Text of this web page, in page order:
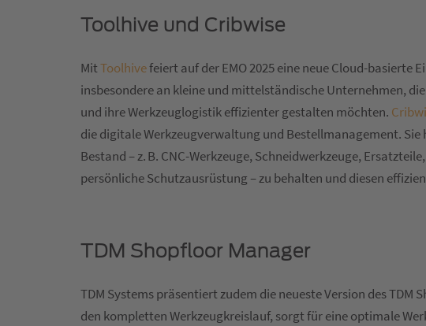
Toolhive und Cribwise
MitToolhivefeiert auf der EMO 2025 eine neue Cloud-basierte
insbesondere an kleine und mittelständische Unternehmen,
und ihre Werkzeuglogistik effizienter gestalten möchten.
die digitale Werkzeugverwaltung und Bestellmanagement.
Bestand – z. B. CNC-Werkzeuge, Schneidwerkzeuge,
persönliche Schutzausrüstung – zu behalten und diesen
TDM Shopfloor Manager
TDM Systems präsentiert zudem die neueste Version des TDM
den kompletten Werkzeugkreislauf, sorgt für eine optimale